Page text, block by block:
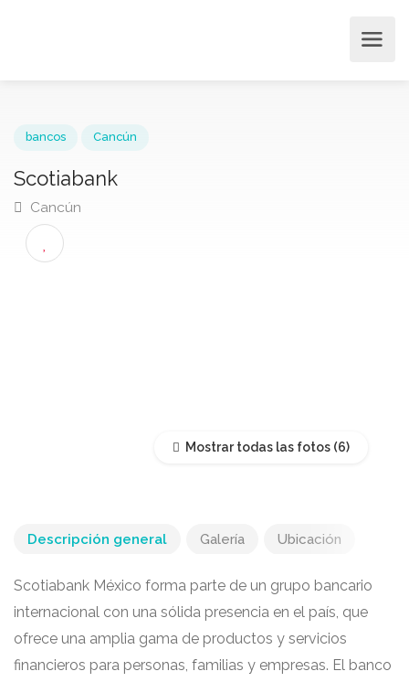
Scotiabank
Cancún
Mostrar todas las fotos
Descripción general Galería Ubicación
Scotiabank México forma parte de un grupo bancario
internacional con una sólida presencia en el país, que
ofrece una amplia gama de productos y servicios
financieros para personas, familias y empresas. El banco